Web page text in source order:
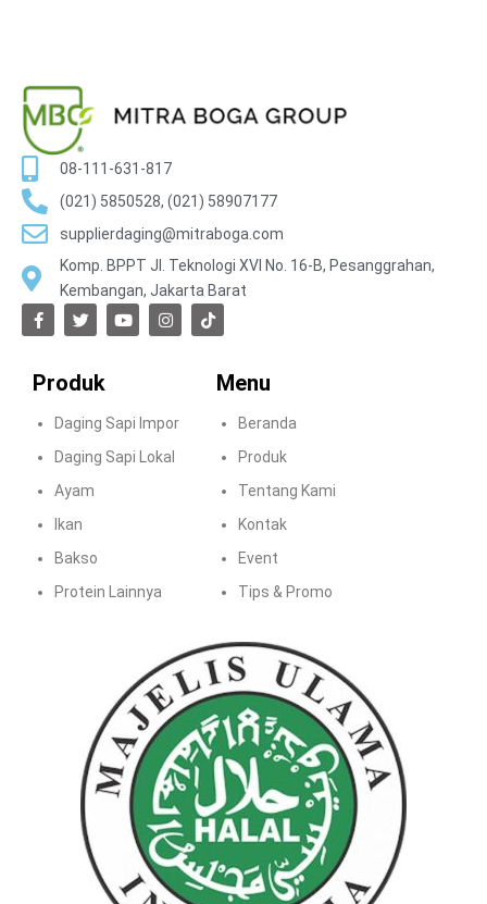
08-111-631-817
(021) 5850528, (021) 58907177
supplierdaging@mitraboga.com
Komp. BPPT Jl. Teknologi XVI No. 16-B, Pesanggrahan,
Kembangan, Jakarta Barat
Produk
Daging Sapi Impor
Daging Sapi Lokal
Ayam
Ikan
Bakso
Protein Lainnya
Menu
Beranda
Produk
Tentang Kami
Kontak
Event
Tips & Promo